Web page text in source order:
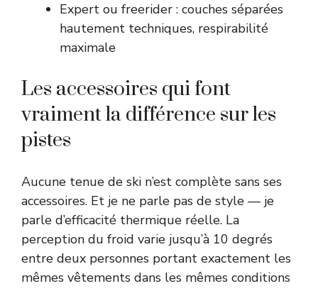
Expert ou freerider : couches séparées
hautement techniques, respirabilité
maximale
Les accessoires qui font
vraiment la différence sur les
pistes
Aucune tenue de ski n’est complète sans ses
accessoires. Et je ne parle pas de style — je
parle d’efficacité thermique réelle. La
perception du froid varie jusqu’à 10 degrés
entre deux personnes portant exactement les
mêmes vêtements dans les mêmes conditions